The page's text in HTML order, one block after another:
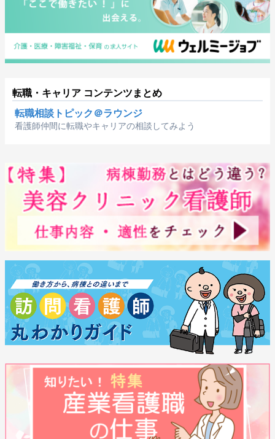
転職・キャリア コンテンツまとめ
転職相談トピック＠ラウンジ
看護師仲間に転職やキャリアの相談してみよう